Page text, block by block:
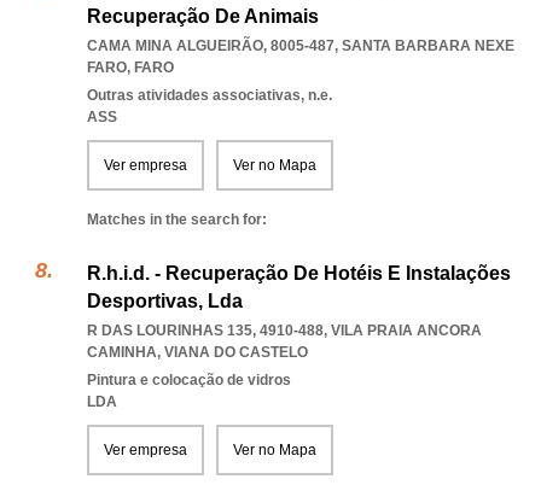
Recuperação De Animais
CAMA MINA ALGUEIRÃO, 8005-487, SANTA BARBARA NEXE
FARO, FARO
Outras atividades associativas, n.e.
ASS
Ver empresa Ver no Mapa
Matches in the search for:
R.h.i.d. - Recuperação De Hotéis E Instalações
Desportivas, Lda
R DAS LOURINHAS 135, 4910-488, VILA PRAIA ANCORA
CAMINHA, VIANA DO CASTELO
Pintura e colocação de vidros
LDA
Ver empresa Ver no Mapa